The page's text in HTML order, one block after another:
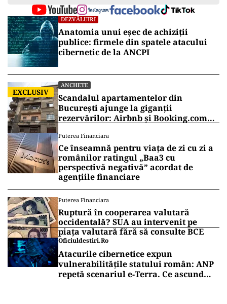
DEZVĂLUIRI
Anatomia unui eșec de achiziții
publice: firmele din spatele atacului
cibernetic de la ANCPI
EXCLUSIV
ANCHETE
Scandalul apartamentelor din
București ajunge la giganții
rezervărilor: Airbnb și Booking.com
Puterea Financiara
Ce înseamnă pentru viața de zi cu zi a
românilor ratingul „Baa3 cu
perspectivă negativă” acordat de
agențiile financiare
Puterea Financiara
Ruptură în cooperarea valutară
occidentală? SUA au intervenit pe
piața valutară fără să consulte BCE
Oficiuldestiri.ro
Atacurile cibernetice expun
vulnerabilitățile statului român: ANP
repetă scenariul e‑Terra. Ce ascund